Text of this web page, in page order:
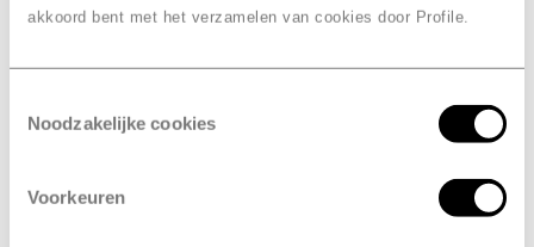
akkoord bent met het verzamelen van cookies door Profile.
Noodzakelijke cookies
Voorkeuren
groei Profile.